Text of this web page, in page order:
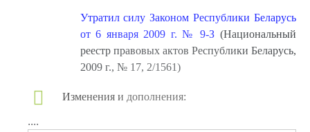
Утратил силу Законом Республики Беларусь
от 6 января 2009 г. № 9-З (Национальный
реестр правовых актов Республики Беларусь,
2009 г., № 17, 2/1561)
Изменения и дополнения:
....